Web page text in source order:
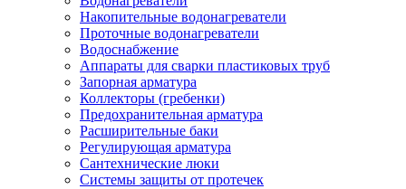
Накопительные водонагреватели
Проточные водонагреватели
Водоснабжение
Аппараты для сварки пластиковых труб
Запорная арматура
Коллекторы (гребенки)
Предохранительная арматура
Расширительные баки
Регулирующая арматура
Сантехнические люки
Системы защиты от протечек